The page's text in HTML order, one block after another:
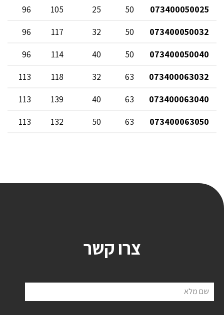
073400050025
50
25
105
96
073400050032
50
32
117
96
073400050040
50
40
114
96
073400063032
63
32
118
113
073400063040
63
40
139
113
073400063050
63
50
132
113
צרו קשר
שם מלא